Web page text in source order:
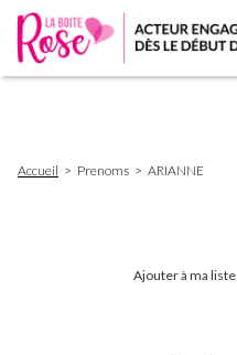
d'Ariane
Accueil Prenoms ARIANNE
Ajouter à ma liste